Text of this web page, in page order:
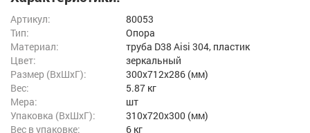
Артикул:
80053
Тип:
Опора
Материал:
труба D38 Aisi 304, пластик
Цвет:
зеркальный
Размер (ВxШxГ):
300x712x286 (мм)
Вес:
5.87 кг
Мера:
шт
Упаковка (ВхШхГ):
310x720x300 (мм)
Вес в упаковке:
6 кг